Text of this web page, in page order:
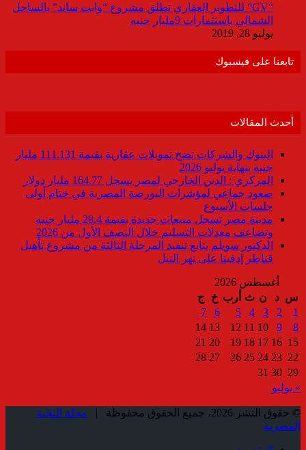
“GV” للتطوير العقاري تطلق مشروع “وايت ساند” بالساحل
الشمالي باستثمارات 9مليار جنيه
يوليو 28, 2019
تابعنا على فيسبوك
أحدث المقالات
البنوك والشركات تضخ تمويلات عقارية بقيمة 111.131 مليار
جنيه بنهاية يوليو 2026
المركزي : الدين الخارجي لمصر يسجل 164.77 مليار دولار
صعود جماعي لمؤشرات البورصة المصرية في ختام أولى
جلسات الأسبوع
مدينة مصر تسجل مبيعات جديدة بقيمة 28.4 مليار جنيه
وتضاعف معدلات التسليم خلال النصف الأول من 2026
الدكتور سويلم يتابع تنفيذ المرحلة الثالثة من مشروع تأهيل
قناطر إدفينا على نهر النيل
أغسطس 2026
س د ن ث أرب خ
ج
1
2
3
4
5
6
7
8
9
10
11
12
13
14
15
16
17
18
19
20
21
22
23
24
25
26
27
28
29
30
31
« يوليو
© حقوق النشر 2026، جميع الحقوق محفوظة |
مجلة النخبة
المصرية